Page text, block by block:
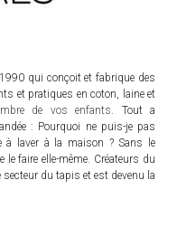
qui conçoit et fabrique des
et pratiques en coton, laine et
de vos enfants
Tout a
: Pourquoi ne puis-je pas
à laver à la maison ? Sans le
faire elle-même. Créateurs du
secteur du tapis et est devenu la